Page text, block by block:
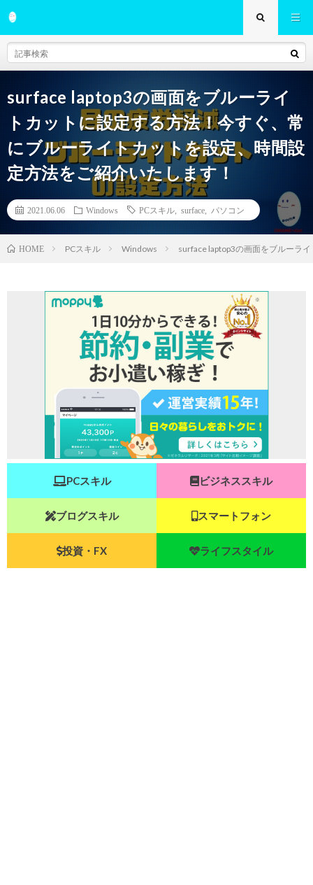
surface laptop3の画面をブルーライ
トカットに設定する方法！今すぐ、常
にブルーライトカットを設定、時間設
定方法をご紹介いたします！
2021.06.06 Windows PCスキル surface パソコン
HOME PCスキル Windows surface laptop3の画面をブルーラ
PCスキル ビジネススキル
ブログスキル スマートフォン
投資・FX ライフスタイル